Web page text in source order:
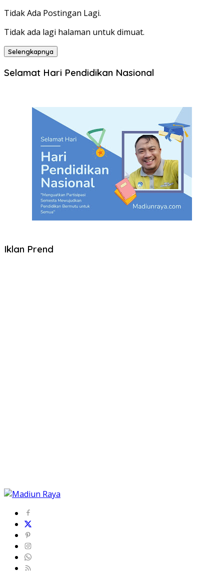
Tidak Ada Postingan Lagi.
Tidak ada lagi halaman untuk dimuat.
Selengkapnya
Selamat Hari Pendidikan Nasional
Iklan Prend